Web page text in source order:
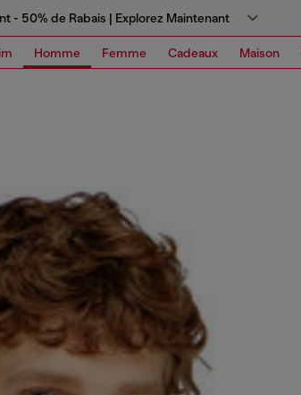
- 50% de Rabais | Explorez Maintenant
Homme Femme Cadeaux Maison